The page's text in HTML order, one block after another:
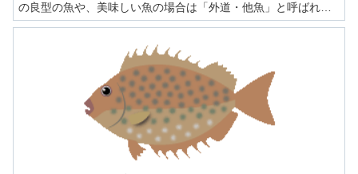
の良型の魚や、美味しい魚の場合は「外道・他魚」と呼ばれ、
クーラーに入れてもらえることが多いです。ここでは、あまり
釣りの対象として見てもらえない魚の美味しく食べる調理法な
どをまとめてみました。